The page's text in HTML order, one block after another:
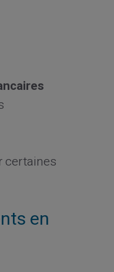
certaines
en